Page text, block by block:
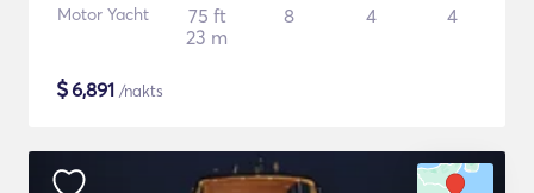
Motor Yacht
75 ft
23 m
8 4 4
$6,891 /nakts